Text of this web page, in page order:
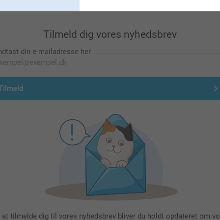
Tilmeld dig vores nyhedsbrev
din e-mailadresse her
at tilmelde dig til vores nyhedsbrev bliver du holdt opdateret om